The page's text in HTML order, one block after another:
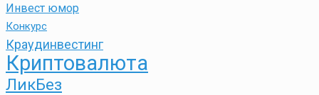
Инвест юмор
Конкурс
Краудинвестинг
Криптовалюта
ЛикБез